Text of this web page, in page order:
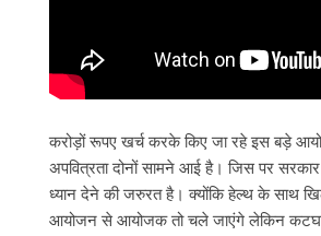
करोड़ों रूपए खर्च करके किए जा रहे इस बड़े
अपवित्रता दोनों सामने आई है। जिस पर
ध्यान देने की जरुरत है। क्योंकि हेल्थ के साथ
आयोजन से आयोजक तो चले जाएंगे लेकिन कटघरे